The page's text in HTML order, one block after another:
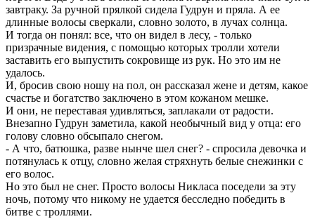
завтраку. За ручной прялкой сидела Гудрун и пряла. А ее
длинные волосы сверкали, словно золото, в лучах солнца.
И тогда он понял: все, что он видел в лесу, - только
призрачные видения, с помощью которых тролли хотели
заставить его выпустить сокровище из рук. Но это им не
удалось.
И, бросив свою ношу на пол, он рассказал жене и детям, какое
счастье и богатство заключено в этом кожаном мешке.
И они, не переставая удивляться, заплакали от радости.
Внезапно Гудрун заметила, какой необычный вид у отца: его
голову словно обсыпало снегом.
- А что, батюшка, разве нынче шел снег? - спросила девочка и
потянулась к отцу, словно желая стряхнуть белые снежинки с
его волос.
Но это был не снег. Просто волосы Никласа поседели за эту
ночь, потому что никому не удается бесследно победить в
битве с троллями.